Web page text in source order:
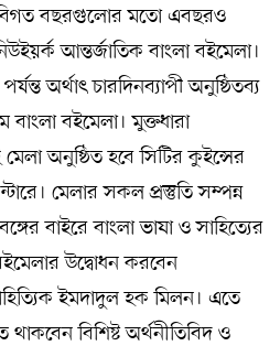
বিগত বছরগুলোর মতো এবছরও
আন্তর্জাতিক বাংলা বইমেলা।
অর্থাৎ চারদিনব্যাপী অনুষ্ঠিতব্য
বইমেলা। মুক্তধারা
অনুষ্ঠিত হবে সিটির কুইন্সের
মেলার সকল প্রস্তুতি সম্পন্ন
বাইরে বাংলা ভাষা ও সাহিত্যের
উদ্বোধন করবেন
ইমদাদুল হক মিলন। এতে
থাকবেন বিশিষ্ট অর্থনীতিবিদ ও